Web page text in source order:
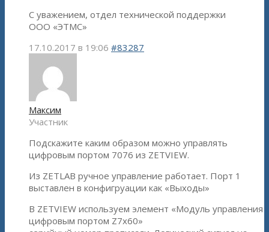
С уважением, отдел технической поддержки
ООО «ЭТМС»
17.10.2017 в 19:06 #83287
Максим
Участник
Подскажите каким образом можно управлять
цифровым портом 7076 из ZETVIEW.
Из ZETLAB ручное управление работает. Порт 1
выставлен в конфигруации как «Выходы»
В ZETVIEW используем элемент «Модуль управления
цифровым портом Z7x60»